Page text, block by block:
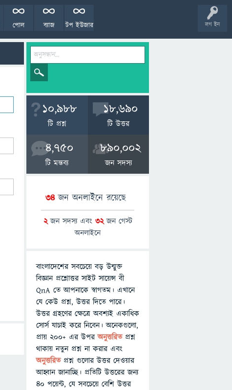
লগ ইন
টপ ইউজার
ব্যাজ
পোল
10,988
টি প্রশ্ন
18,690
টি উত্তর
4,750
টি মন্তব্য
890,002
জন সদস্য
34জন অনলাইনে রয়েছে
2জন সদস্য এবং 32জন গেস্ট
অনলাইনে
বাংলাদেশের সবচেয়ে বড় উন্মুক্ত
বিজ্ঞান প্রশ্নোত্তর সাইট সায়েন্স বী
QnA তে আপনাকে স্বাগতম। এখানে
যে কেউ প্রশ্ন, উত্তর দিতে পারে।
উত্তর গ্রহণের ক্ষেত্রে অবশ্যই একাধিক
সোর্স যাচাই করে নিবেন। অনেকগুলো,
প্রায় ২০০+ এর উপরঅনুত্তরিতপ্রশ্ন
থাকায় নতুন প্রশ্ন না করার এবং
অনুত্তরিত প্রশ্ন গুলোর উত্তর দেওয়ার
আহ্বান জানাচ্ছি। প্রতিটি উত্তরের জন্য
৪০ পয়েন্ট, যে সবচেয়ে বেশি উত্তর